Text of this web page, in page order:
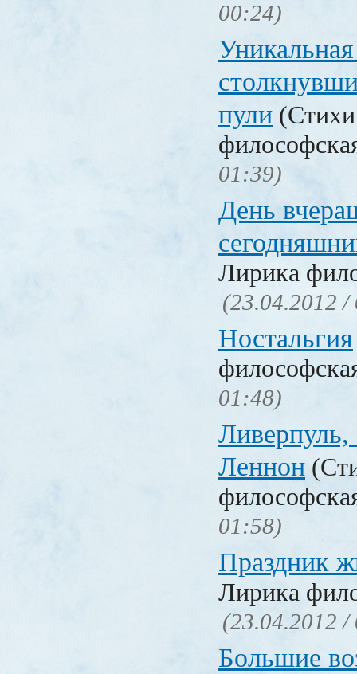
00:24)
пули
01:39)
День
Лирика
(23.04.2012 /
Ностальгия
01:48)
Леннон
01:58)
Праздник
Лирика
(23.04.2012 /
Большие